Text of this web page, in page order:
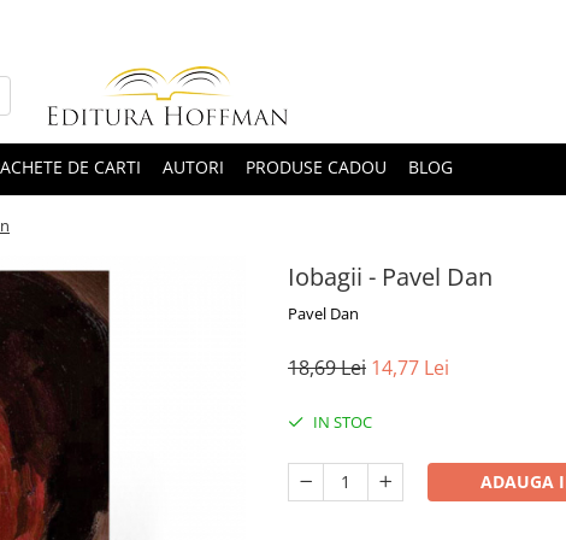
DE CARTI AUTORI PRODUSE CADOU BLOG
Iobagii - Pavel Dan
Pavel Dan
18,69 Lei 14,77 Lei
IN STOC
ADAUGA